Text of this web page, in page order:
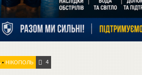
• НІКОПОЛЬ 4